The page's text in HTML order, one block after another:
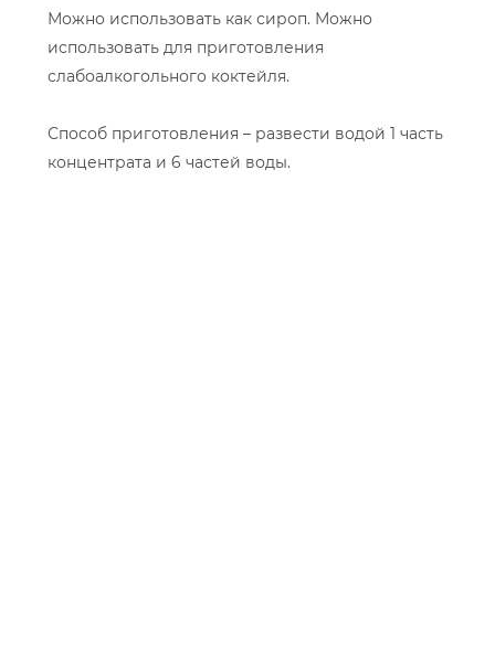
Можно использовать как сироп. Можно
использовать для приготовления
слабоалкогольного коктейля.
Способ приготовления – развести водой 1 часть
концентрата и 6 частей воды.